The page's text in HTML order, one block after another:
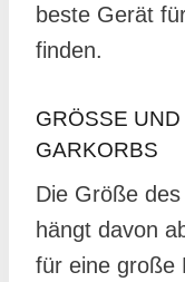
beste Gerät
finden.
GRÖSSE UND
ARKORBS
Die Größe
hängt davon
für eine große